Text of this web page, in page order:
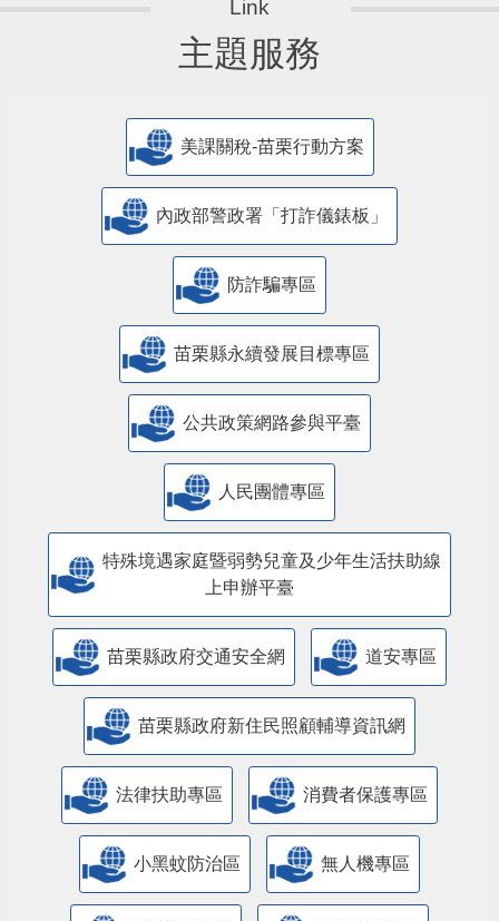
主題服務
美課關稅-苗栗行動方案
內政部警政署「打詐儀錶板」
防詐騙專區
苗栗縣永續發展目標專區
公共政策網路參與平臺
人民團體專區
特殊境遇家庭暨弱勢兒童及少年生活扶助線
上申辦平臺
苗栗縣政府交通安全網 道安專區
苗栗縣政府新住民照顧輔導資訊網
法律扶助專區 消費者保護專區
小黑蚊防治區 無人機專區